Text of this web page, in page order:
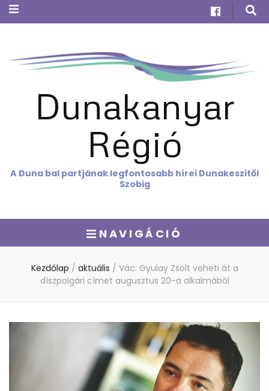
Dunakanyar
Régió
A Duna bal partjának legfontosabb hírei Dunakeszitől
Szobig
NAVIGÁCIÓ
Kezdőlap / aktuális / Vác: Gyulay Zsolt veheti át a
díszpolgári címet augusztus 20-a alkalmából